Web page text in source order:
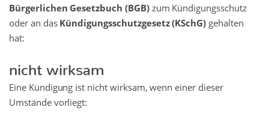
Bürgerlichen Gesetzbuch (BGB)zum Kündigungsschutz
oder an das Kündigungsschutzgesetz (KSchG) gehalten
hat:
nicht wirksam
Eine Kündigung ist nicht wirksam, wenn einer dieser
Umstände vorliegt: